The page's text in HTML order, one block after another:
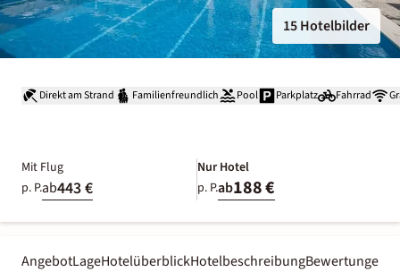
15 Hotelbilder
Direkt am Strand Familienfreundlich Pool Parkplatz Fahrrad
Mit Flug
p. P.ab443 €
Nur Hotel
p. P.ab188 €
AngebotLageHotelüberblickHotelbeschreibungBewertungen